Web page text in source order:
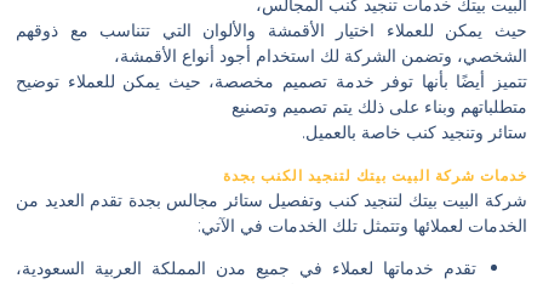
حيث يمكن للعملاء اختيار الأقمشة والألوان التي تتناسب مع ذوقهم
الشخصي، وتضمن الشركة لك استخدام أجود أنواع الأقمشة،
تتميز أيضًا بأنها توفر خدمة تصميم مخصصة، حيث يمكن للعملاء توضيح
متطلباتهم وبناء على ذلك يتم تصميم وتصنيع
ستائر وتنجيد كنب خاصة بالعميل.
خدمات شركة البيت بيتك لتنجيد الكنب بجدة
شركة البيت بيتك لتنجيد كنب وتفصيل ستائر مجالس بجدة تقدم العديد من
الخدمات لعملائها وتتمثل تلك الخدمات في الآتي:
تقدم خدماتها لعملاء في جميع مدن المملكة العربية السعودية،